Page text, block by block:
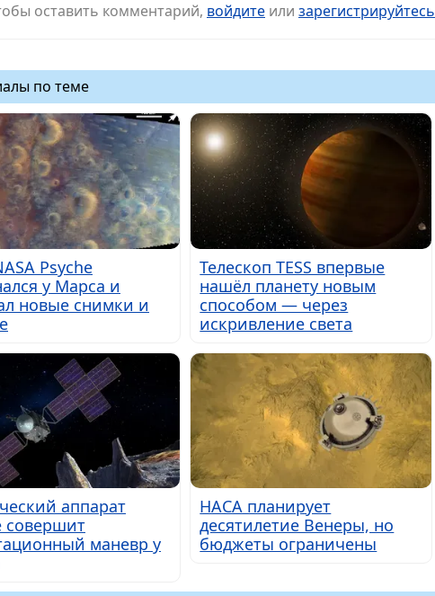
оставить комментарий, войдите или зарегистрируйтесь
по теме
Psyche
у Марса и
новые снимки и
Телескоп TESS впервые
нашёл планету новым
способом — через
искривление света
аппарат
совершит
маневр у
НАСА планирует
десятилетие Венеры, но
бюджеты ограничены